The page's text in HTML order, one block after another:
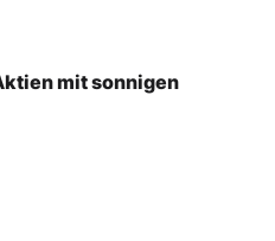
mit sonnigen